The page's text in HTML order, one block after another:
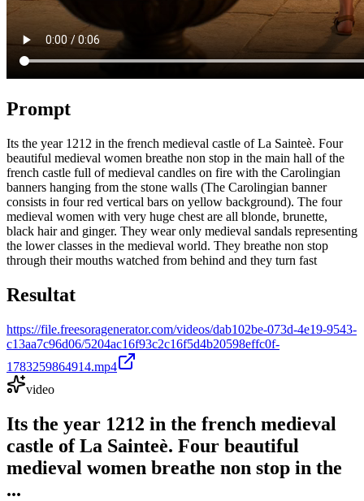
Prompt
Its the year 1212 in the french medieval castle of La Sainteè. Four
beautiful medieval women breathe non stop in the main hall of the
french castle full of medieval candles on fire with the Carolingian
banners hanging from the stone walls (The Carolingian banner
consists in four red vertical bars on yellow background). The four
medieval women with very huge chest are all blonde, brunette,
black hair and ginger. They wear only medieval sandals representing
the lower classes in the medieval world. They breathe non stop
through their mouths watched from behind and they turn fast
Resultat
https://file.freesoragenerator.com/videos/dab102be-073d-4e19-9543-
c13aa7c96d06/5204ac16f93c2c16f5d4b20598effc0f-
1783259864914.mp4
video
Its the year 1212 in the french medieval
castle of La Sainteè. Four beautiful
medieval women breathe non stop in the
...